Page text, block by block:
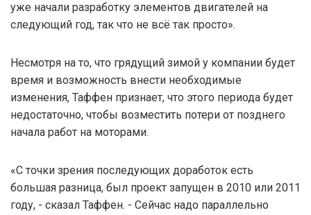
уже начали разработку элементов двигателей на
следующий год, так что не всё так просто».
Несмотря на то, что грядущий зимой у компании будет
время и возможность внести необходимые
изменения, Таффен признает, что этого периода будет
недостаточно, чтобы возместить потери от позднего
начала работ на моторами.
«С точки зрения последующих доработок есть
большая разница, был проект запущен в 2010 или 2011
году, - сказал Таффен. - Сейчас надо параллельно